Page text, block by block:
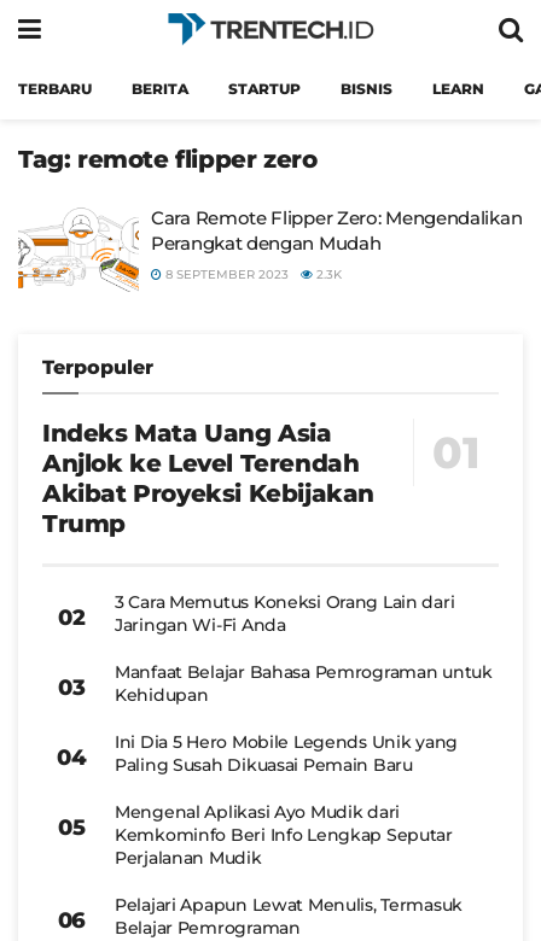
TERBARU BERITA STARTUP BISNIS LEARN
Tag: remote flipper zero
Cara Remote Flipper Zero: Mengendalikan
Perangkat dengan Mudah
8 SEPTEMBER 2023 2.3K
Terpopuler
Indeks Mata Uang Asia
Anjlok ke Level Terendah
Akibat Proyeksi Kebijakan
Trump
3 Cara Memutus Koneksi Orang Lain dari
Jaringan Wi-Fi Anda
Manfaat Belajar Bahasa Pemrograman untuk
Kehidupan
Ini Dia 5 Hero Mobile Legends Unik yang
Paling Susah Dikuasai Pemain Baru
Mengenal Aplikasi Ayo Mudik dari
Kemkominfo Beri Info Lengkap Seputar
Perjalanan Mudik
Pelajari Apapun Lewat Menulis, Termasuk
Belajar Pemrograman